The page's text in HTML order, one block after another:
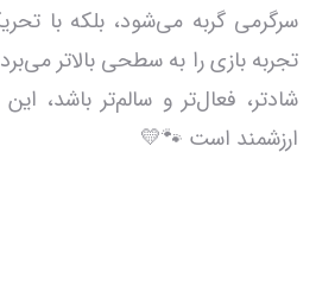
سرگرمی گربه می‌شود، بلکه با
تجربه بازی را به سطحی بالاتر
شادتر، فعال‌تر و سالم‌تر باشد،
ارزشمند است 🐾💛